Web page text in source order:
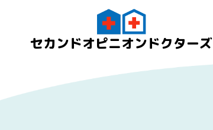
セカンドオピニオンドクターズ